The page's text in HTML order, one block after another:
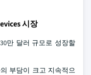
시장
만 달러 규모로 성장할
부담이 크고 지속적으